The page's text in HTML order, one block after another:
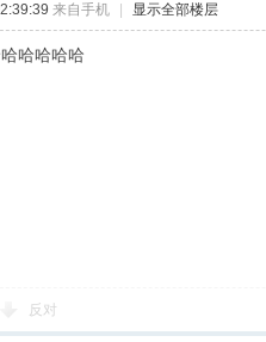
来自手机 显示全部楼层
哈哈哈哈
反对